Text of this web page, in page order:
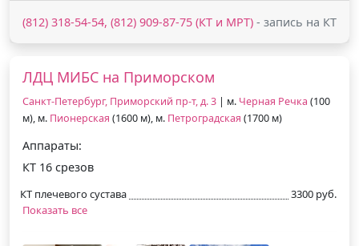
(812) 318-54-54, (812) 909-87-75 (КТ и МРТ) - запись на КТ
ЛДЦ МИБС на Приморском
Санкт-Петербург, Приморский пр-т, д. 3 | м. Черная Речка (100
м), м. Пионерская (1600 м), м. Петроградская (1700 м)
Аппараты:
КТ 16 срезов
КТ плечевого сустава
3300 руб.
Показать все